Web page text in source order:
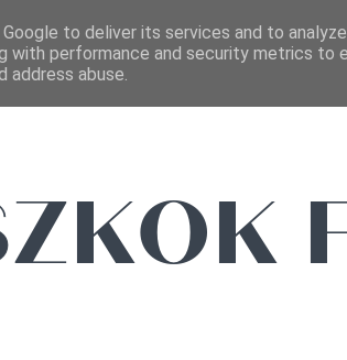
FŐOLDAL
to deliver its services and to
with performance and security metrics to
abuse.